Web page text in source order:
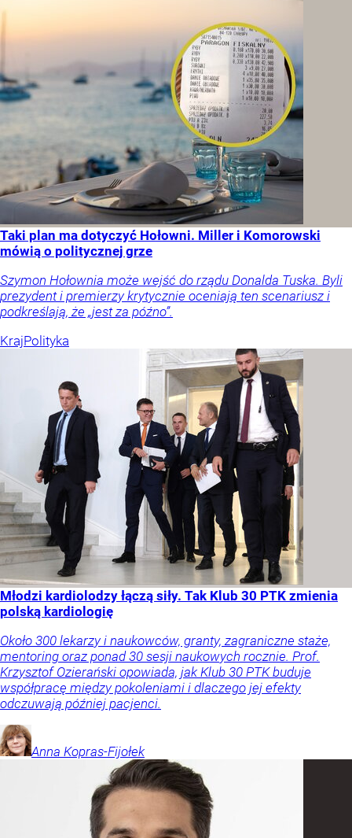
Taki plan ma dotyczyć Hołowni. Miller i Komorowski
mówią o politycznej grze
Szymon Hołownia może wejść do rządu Donalda Tuska. Byli
prezydent i premierzy krytycznie oceniają ten scenariusz i
podkreślają, że „jest za późno”.
KrajPolityka
Młodzi kardiolodzy łączą siły. Tak Klub 30 PTK zmienia
polską kardiologię
Około 300 lekarzy i naukowców, granty, zagraniczne staże,
mentoring oraz ponad 30 sesji naukowych rocznie. Prof.
Krzysztof Ozierański opowiada, jak Klub 30 PTK buduje
współpracę między pokoleniami i dlaczego jej efekty
odczuwają później pacjenci.
Anna Kopras-Fijołek